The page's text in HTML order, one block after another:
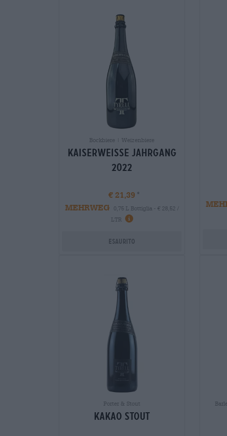
Bockbiere | Weizenbiere
Kaiserweisse Jahrgang
2022
€ 21,39
MEHRWEG
0,75 L Bottiglia - € 28,52 /
LTR
Informazioni
Esaurito
Porter & Stout
Kakao Stout